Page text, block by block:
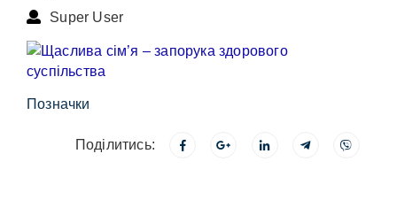
Super User
Позначки
Поділитись: